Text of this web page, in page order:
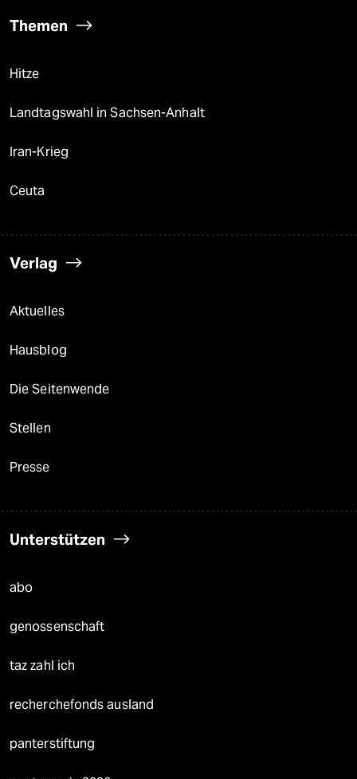
Themen
Hitze
Landtagswahl in Sachsen-Anhalt
Iran-Krieg
Ceuta
Verlag
Aktuelles
Hausblog
Die Seitenwende
Stellen
Presse
Unterstützen
abo
genossenschaft
taz zahl ich
recherchefonds ausland
panterstiftung